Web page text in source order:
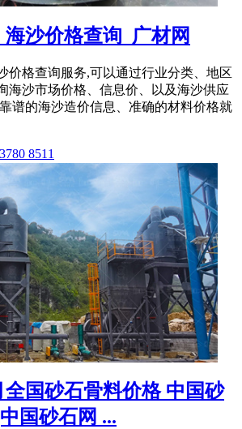
沙价格查询_广材网
价格查询服务,可以通过行业分类、地区
海沙市场价格、信息价、以及海沙供应
谱的海沙造价信息、准确的材料价格就
8511
全国砂石骨料价格 中国砂
国砂石网 ...